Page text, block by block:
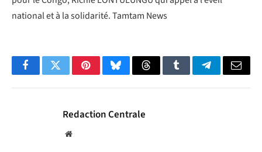
national et à la solidarité. Tamtam News
FacebookTwitterPinterestBlueskyThreadsTumblrTelegramEmail
Redaction Centrale
Website